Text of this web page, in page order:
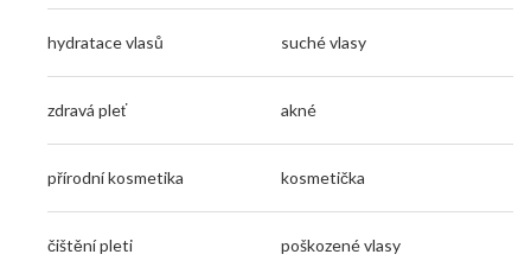
hydratace vlasů suché vlasy
zdravá pleť akné
přírodní kosmetika kosmetička
čištění pleti poškozené vlasy